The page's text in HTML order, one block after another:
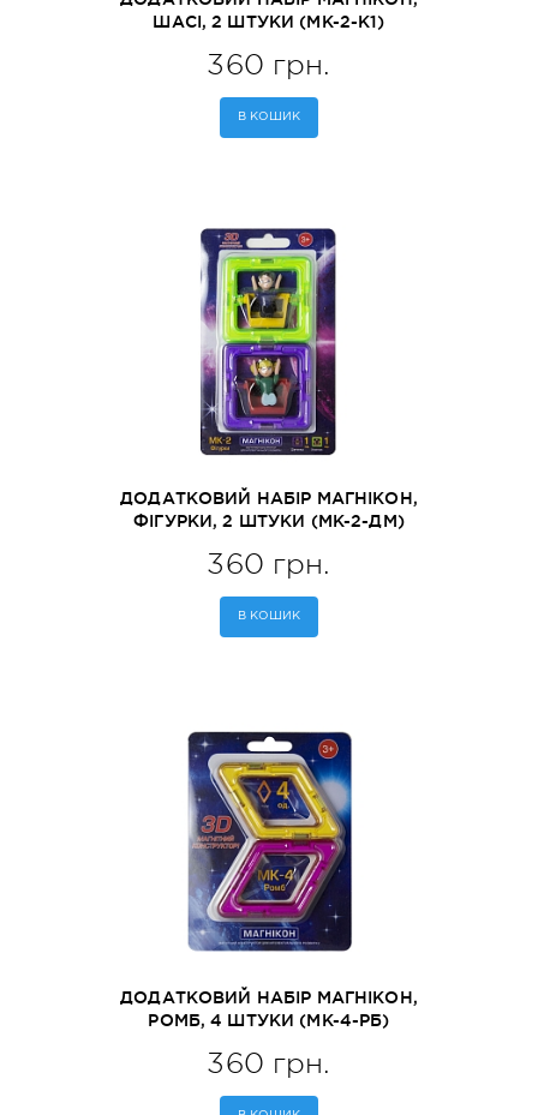
ШАСІ, 2 ШТУКИ (MK-2-К1)
360 грн.
В КОШИК
ДОДАТКОВИЙ НАБІР МАГНІКОН,
ФІГУРКИ, 2 ШТУКИ (MK-2-ДМ)
360 грн.
В КОШИК
ДОДАТКОВИЙ НАБІР МАГНІКОН,
РОМБ, 4 ШТУКИ (MK-4-РБ)
360 грн.